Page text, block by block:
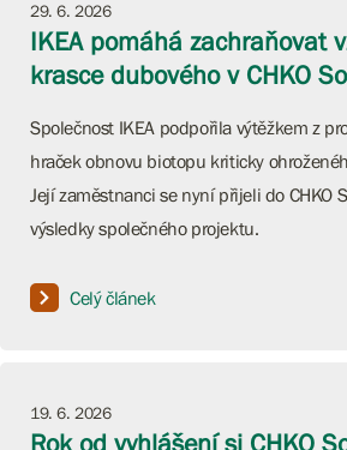
29. 6. 2026
IKEA pomáhá zachraňovat
krasce dubového v CHKO
Společnost IKEA podpořila výtěžkem z
hraček obnovu biotopu kriticky
Její zaměstnanci se nyní přijeli do CHKO
výsledky společného projektu.
Celý článek
19. 6. 2026
Rok od vyhlášení si CHKO